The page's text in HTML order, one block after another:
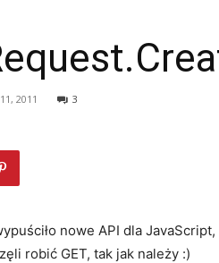
2011 3
nowe API dla
robić GET, tak jak należy :)